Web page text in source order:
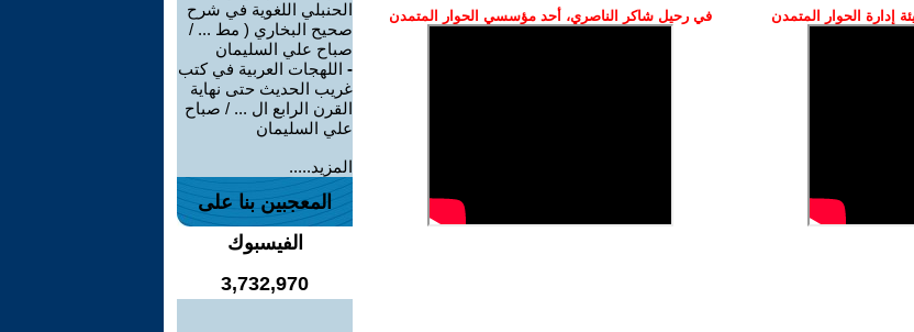
إدارة الحوار المتمدن في رحيل شاكر الناصري، أحد مؤسسي الحوار المتمدن
الحنبلي اللغوية في شرح
صحيح البخاري ( مط ... /
صباح علي السليمان
- اللهجات العربية في كتب
غريب الحديث حتى نهاية
القرن الرابع ال ... / صباح
علي السليمان
المزيد.....
المعجبين بنا على
الفيسبوك
3,732,970